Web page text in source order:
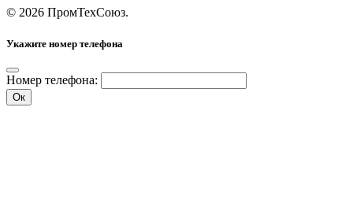
© 2026 ПромТехСоюз.
Укажите номер телефона
Номер телефона:
Ок